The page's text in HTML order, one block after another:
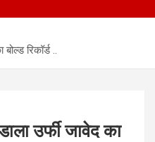
रिकॉर्ड ..
उर्फी जावेद का